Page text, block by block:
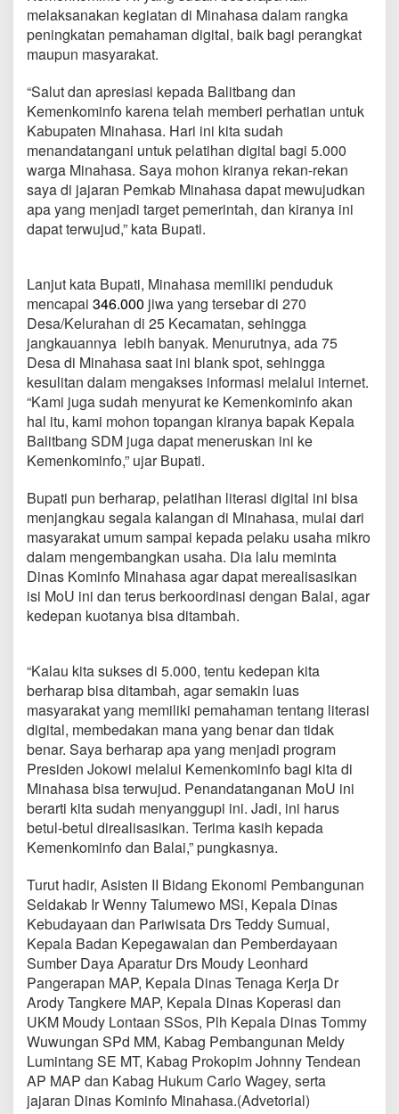
melaksanakan kegiatan di Minahasa dalam rangka
peningkatan pemahaman digital, baik bagi perangkat
maupun masyarakat.
“Salut dan apresiasi kepada Balitbang dan
Kemenkominfo karena telah memberi perhatian untuk
Kabupaten Minahasa. Hari ini kita sudah
menandatangani untuk pelatihan digital bagi 5.000
warga Minahasa. Saya mohon kiranya rekan-rekan
saya di jajaran Pemkab Minahasa dapat mewujudkan
apa yang menjadi target pemerintah, dan kiranya ini
dapat terwujud,” kata Bupati.
Lanjut kata Bupati, Minahasa memiliki penduduk
mencapai 346.000 jiwa yang tersebar di 270
Desa/Kelurahan di 25 Kecamatan, sehingga
jangkauannya lebih banyak. Menurutnya, ada 75
Desa di Minahasa saat ini blank spot, sehingga
kesulitan dalam mengakses informasi melalui internet.
“Kami juga sudah menyurat ke Kemenkominfo akan
hal itu, kami mohon topangan kiranya bapak Kepala
Balitbang SDM juga dapat meneruskan ini ke
Kemenkominfo,” ujar Bupati.
Bupati pun berharap, pelatihan literasi digital ini bisa
menjangkau segala kalangan di Minahasa, mulai dari
masyarakat umum sampai kepada pelaku usaha mikro
dalam mengembangkan usaha. Dia lalu meminta
Dinas Kominfo Minahasa agar dapat merealisasikan
isi MoU ini dan terus berkoordinasi dengan Balai, agar
kedepan kuotanya bisa ditambah.
“Kalau kita sukses di 5.000, tentu kedepan kita
berharap bisa ditambah, agar semakin luas
masyarakat yang memiliki pemahaman tentang literasi
digital, membedakan mana yang benar dan tidak
benar. Saya berharap apa yang menjadi program
Presiden Jokowi melalui Kemenkominfo bagi kita di
Minahasa bisa terwujud. Penandatanganan MoU ini
berarti kita sudah menyanggupi ini. Jadi, ini harus
betul-betul direalisasikan. Terima kasih kepada
Kemenkominfo dan Balai,” pungkasnya.
Turut hadir, Asisten II Bidang Ekonomi Pembangunan
Seldakab Ir Wenny Talumewo MSi, Kepala Dinas
Kebudayaan dan Pariwisata Drs Teddy Sumual,
Kepala Badan Kepegawaian dan Pemberdayaan
Sumber Daya Aparatur Drs Moudy Leonhard
Pangerapan MAP, Kepala Dinas Tenaga Kerja Dr
Arody Tangkere MAP, Kepala Dinas Koperasi dan
UKM Moudy Lontaan SSos, Plh Kepala Dinas Tommy
Wuwungan SPd MM, Kabag Pembangunan Meldy
Lumintang SE MT, Kabag Prokopim Johnny Tendean
AP MAP dan Kabag Hukum Carlo Wagey, serta
jajaran Dinas Kominfo Minahasa.(Advetorial)